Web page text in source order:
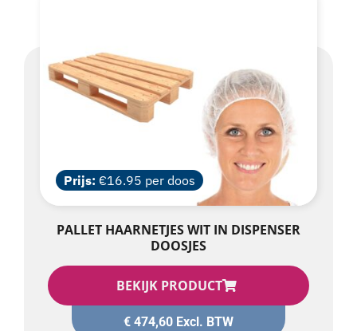
Prijs: €16.95 per doos
PALLET HAARNETJES WIT IN DISPENSER
DOOSJES
BEKIJK PRODUCT
€ 474,60 Excl. BTW